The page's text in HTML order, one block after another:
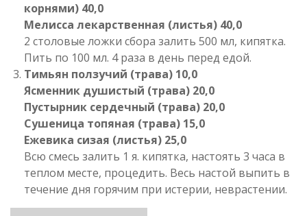
корнями) 40,0
Мелисса лекарственная (листья) 40,0
2 столовые ложки сбора залить 500 мл, кипятка.
Пить по 100 мл. 4 раза в день перед едой.
Тимьян ползучий (трава) 10,0
Ясменник душистый (трава) 20,0
Пустырник сердечный (трава) 20,0
Сушеница топяная (трава) 15,0
Ежевика сизая (листья) 25,0
Всю смесь залить 1 я. кипятка, настоять 3 часа в
теплом месте, процедить. Весь настой выпить в
течение дня горячим при истерии, неврастении.